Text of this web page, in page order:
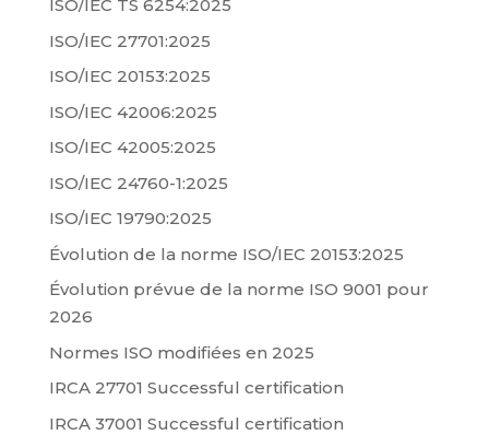
ISO/IEC TS 6254:2025
ISO/IEC 27701:2025
ISO/IEC 20153:2025
ISO/IEC 42006:2025
ISO/IEC 42005:2025
ISO/IEC 24760-1:2025
ISO/IEC 19790:2025
Évolution de la norme ISO/IEC 20153:2025
Évolution prévue de la norme ISO 9001 pour
2026
Normes ISO modifiées en 2025
IRCA 27701 Successful certification
IRCA 37001 Successful certification